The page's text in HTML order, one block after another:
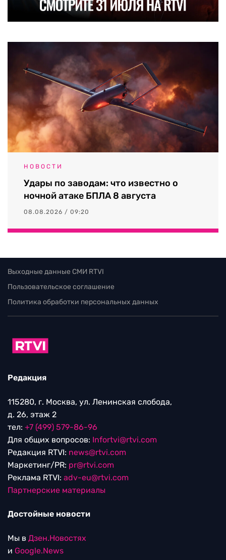
НОВОСТИ
Удары по заводам: что известно о
ночной атаке БПЛА 8 августа
08.08.2026 / 09:20
Выходные данные СМИ RTVI
Пользовательское соглашение
Политика обработки персональных данных
Редакция
115280, г. Москва, ул. Ленинская слобода,
д. 26, этаж 2
тел: +7 (499) 579-86-96
Для общих вопросов: Infortvi@rtvi.com
Редакция RTVI: news@rtvi.com
Маркетинг/PR: pr@rtvi.com
Реклама RTVI: adv-eu@rtvi.com
Партнерские материалы
Достойные новости
Мы в Дзен.Новостях
и Google.News